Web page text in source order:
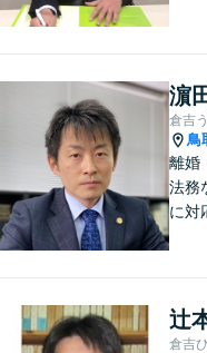
濵
倉吉
鳥
離婚
法務
に対
をし
てい
くだ
辻
倉吉